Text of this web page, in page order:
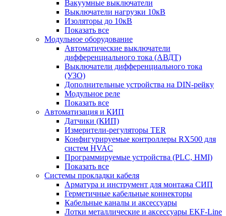
Вакуумные выключатели
Выключатели нагрузки 10кВ
Изоляторы до 10кВ
Показать все
Модульное оборудование
Автоматические выключатели
дифференциального тока (АВДТ)
Выключатели дифференциального тока
(УЗО)
Дополнительные устройства на DIN-рейку
Модульное реле
Показать все
Автоматизация и КИП
Датчики (КИП)
Измерители-регуляторы TER
Конфигурируемые контроллеры RX500 для
систем HVAC
Программируемые устройства (PLC, HMI)
Показать все
Системы прокладки кабеля
Арматура и инструмент для монтажа СИП
Герметичные кабельные коннекторы
Кабельные каналы и аксессуары
Лотки металлические и аксессуары EKF-Line